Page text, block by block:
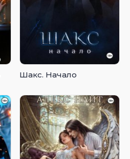
Шакс. Начало